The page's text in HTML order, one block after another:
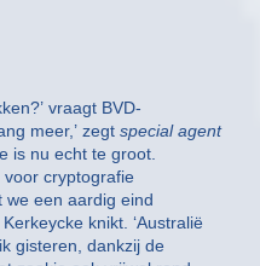
vraagt BVD-
meer,’ zegt special agent
is nu echt te groot.
cryptografie
we een aardig eind
knikt. ‘Australië
gisteren, dankzij de